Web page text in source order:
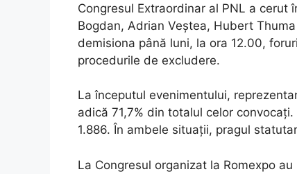
Congresul Extraordinar al PNL a cerut
Bogdan, Adrian Veștea, Hubert
demisiona până luni, la ora 12.00,
procedurile de excludere.
La începutul evenimentului,
adică 71,7% din totalul celor
1.886. În ambele situații, pragul
La Congresul organizat la Romexpo